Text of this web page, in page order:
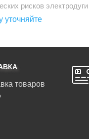
рисков электродуги
уточняйте
товаров